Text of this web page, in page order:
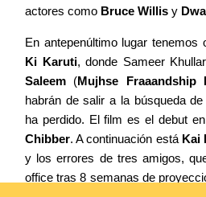
actores como Bruce Willis y
En antepenúltimo lugar tenemos
Ki Karuti, donde Sameer
Saleem (Mujhse Fraaandship
habrán de salir a la búsqueda
ha perdido. El film es el debut
Chibber. A continuación está Kai
y los errores de tres amigos,
office tras 8 semanas de